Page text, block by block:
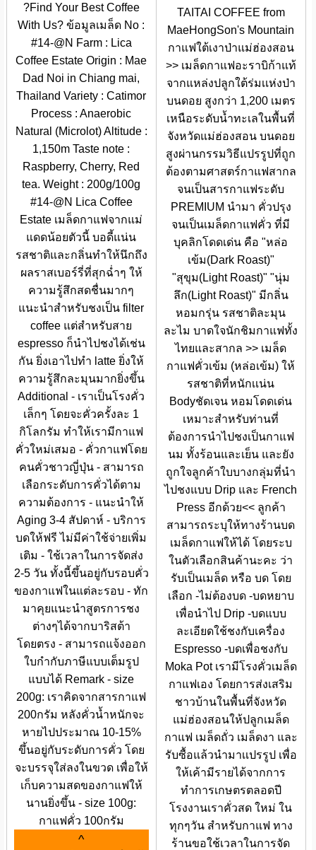
?Find Your Best Coffee
With Us? ข้อมูลเมล็ด No :
#14-@N Farm : Lica
Coffee Estate Origin : Mae
Dad Noi in Chiang mai,
Thailand Variety : Catimor
Process : Anaerobic
Natural (Microlot) Altitude :
1,150m Taste note :
Raspberry, Cherry, Red
tea. Weight : 200g/100g
#14-@N Lica Coffee
Estate เมล็ดกาแฟจากแม่
แดดน้อยตัวนี้ บอดี้แน่น
รสชาติและกลิ่นทำให้นึกถึง
ผลราสเบอร์รี่ที่สุกฉ่ำๆ ให้
ความรู้สึกสดชื่นมากๆ
แนะนำสำหรับชงเป็น filter
coffee แต่สำหรับสาย
espresso ก็นำไปชงได้เช่น
กัน ยิ่งเอาไปทำ latte ยิ่งให้
ความรู้สึกละมุนมากยิ่งขึ้น
Additional - เราเป็นโรงคั่ว
เล็กๆ โดยจะคั่วครั้งละ 1
กิโลกรัม ทำให้เรามีกาแฟ
คั่วใหม่เสมอ - คั่วกาแฟโดย
คนคั่วชาวญี่ปุ่น - สามารถ
เลือกระดับการคั่วได้ตาม
ความต้องการ - แนะนำให้
Aging 3-4 สัปดาห์ - บริการ
บดให้ฟรี ไม่มีค่าใช้จ่ายเพิ่ม
เติม - ใช้เวลาในการจัดส่ง
2-5 วัน ทั้งนี้ขึ้นอยู่กับรอบคั่ว
ของกาแฟในแต่ละรอบ - ทัก
มาคุยแนะนำสูตรการชง
ต่างๆได้จากบาริสต้า
โดยตรง - สามารถแจ้งออก
ใบกำกับภาษีแบบเต็มรูป
แบบได้ Remark - size
200g: เราคิดจากสารกาแฟ
200กรัม หลังคั่วน้ำหนักจะ
หายไปประมาณ 10-15%
ขึ้นอยู่กับระดับการคั่ว โดย
จะบรรจุใส่ลงในขวด เพื่อให้
เก็บความสดของกาแฟให้
นานยิ่งขึ้น - size 100g:
กาแฟคั่ว 100กรัม
^
TAITAI COFFEE from
MaeHongSon's Mountain
กาแฟใต้เงาป่าแม่ฮ่องสอน
>> เมล็ดกาแฟอะราบิก้าแท้
จากแหล่งปลูกใต้ร่มเเห่งป่า
บนดอย สูงกว่า 1,200 เมตร
เหนือระดับน้ำทะเลในพื้นที่
จังหวัดแม่ฮ่องสอน บนดอย
สูงผ่านกรรมวิธีแปรรูปที่ถูก
ต้องตามศาสตร์กาแฟสากล
จนเป็นสารกาแฟระดับ
PREMIUM นำมา คั่วปรุง
จนเป็นเมล็ดกาแฟคั่ว ที่มี
บุคลิกโดดเด่น คือ "หล่อ
เข้ม(Dark Roast)"
"สุขุม(Light Roast)" "นุ่ม
ลึก(Light Roast)" มีกลิ่น
หอมกรุ่น รสชาติละมุน
ละไม บาดใจนักชิมกาแฟทั้ง
ไทยและสากล >> เมล็ด
กาแฟคั่วเข้ม (หล่อเข้ม) ให้
รสชาติที่หนักเเน่น
Bodyชัดเจน หอมโดดเด่น
เหมาะสำหรับท่านที่
ต้องการนำไปชงเป็นกาแฟ
นม ทั้งร้อนและเย็น และยัง
ถูกใจลูกค้าใบบางกลุ่มที่นำ
ไปชงแบบ Drip และ French
Press อีกด้วย<< ลูกค้า
สามารถระบุให้ทางร้านบด
เมล็ดกาแฟให้ได้ โดยระบ
ในตัวเลือกสินค้านะคะ ว่า
รับเป็นเมล็ด หรือ บด โดย
เลือก -ไม่ต้องบด -บดหยาบ
เพื่อนำไป Drip -บดแบบ
ละเอียดใช้ชงกับเครื่อง
Espresso -บดเพื่อชงกับ
Moka Pot เรามีโรงคั่วเมล็ด
กาแฟเอง โดยการส่งเสริม
ชาวบ้านในพื้นที่จังหวัด
แม่ฮ่องสอนให้ปลูกเมล็ด
กาแฟ เมล็ดถั่ว เมล็ดงา และ
รับซื้อแล้วนำมาเเปรรูป เพื่อ
ให้เค้ามีรายได้จากการ
ทำการเกษตรตลอดปี
โรงงานเราคั่วสด ใหม่ ใน
ทุกๆวัน สำหรับกาแฟ ทาง
ร้านขอใช้เวลาในการจัด